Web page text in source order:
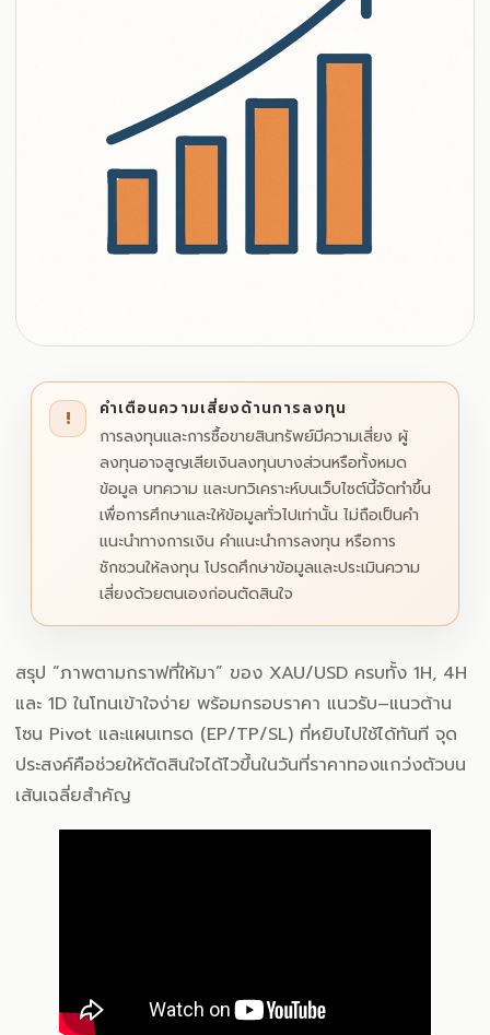
!
คำเตือนความเสี่ยงด้านการลงทุน
การลงทุนและการซื้อขายสินทรัพย์มีความเสี่ยง ผู้
ลงทุนอาจสูญเสียเงินลงทุนบางส่วนหรือทั้งหมด
ข้อมูล บทความ และบทวิเคราะห์บนเว็บไซต์นี้จัดทำขึ้น
เพื่อการศึกษาและให้ข้อมูลทั่วไปเท่านั้น ไม่ถือเป็นคำ
แนะนำทางการเงิน คำแนะนำการลงทุน หรือการ
ชักชวนให้ลงทุน โปรดศึกษาข้อมูลและประเมินความ
เสี่ยงด้วยตนเองก่อนตัดสินใจ
สรุป “ภาพตามกราฟที่ให้มา” ของ XAU/USD ครบทั้ง 1H, 4H
และ 1D ในโทนเข้าใจง่าย พร้อมกรอบราคา แนวรับ–แนวต้าน
โซน Pivot และแผนเทรด (EP/TP/SL) ที่หยิบไปใช้ได้ทันที จุด
ประสงค์คือช่วยให้ตัดสินใจได้ไวขึ้นในวันที่ราคาทองแกว่งตัวบน
เส้นเฉลี่ยสำคัญ